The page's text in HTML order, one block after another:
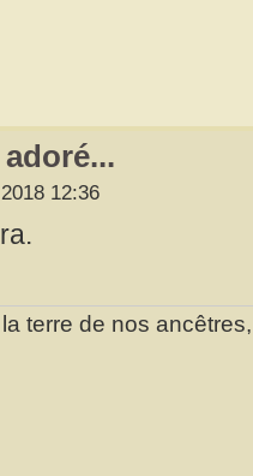
12:36
terre de nos